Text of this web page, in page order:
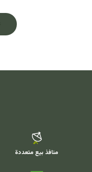
منافذ بيع متعددة